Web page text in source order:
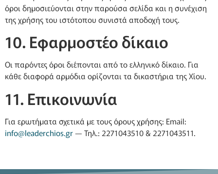
όροι δημοσιεύονται στην παρούσα σελίδα και η συνέχιση
της χρήσης του ιστότοπου συνιστά αποδοχή τους.
10. Εφαρμοστέο δίκαιο
Οι παρόντες όροι διέπονται από το ελληνικό δίκαιο. Για
κάθε διαφορά αρμόδια ορίζονται τα δικαστήρια της Χίου.
11. Επικοινωνία
Για ερωτήματα σχετικά με τους όρους χρήσης: Email:
info@leaderchios.gr— Τηλ.: 2271043510 & 2271043511.